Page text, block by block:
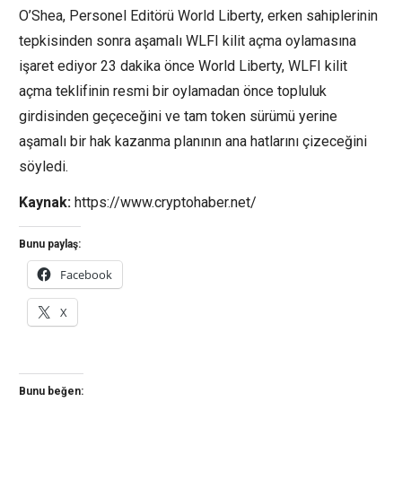
O’Shea, Personel Editörü World Liberty, erken sahiplerinin
tepkisinden sonra aşamalı WLFI kilit açma oylamasına
işaret ediyor 23 dakika önce World Liberty, WLFI kilit
açma teklifinin resmi bir oylamadan önce topluluk
girdisinden geçeceğini ve tam token sürümü yerine
aşamalı bir hak kazanma planının ana hatlarını çizeceğini
söyledi.
Kaynak: https://www.cryptohaber.net/
Bunu paylaş:
Facebook
X
Bunu beğen: